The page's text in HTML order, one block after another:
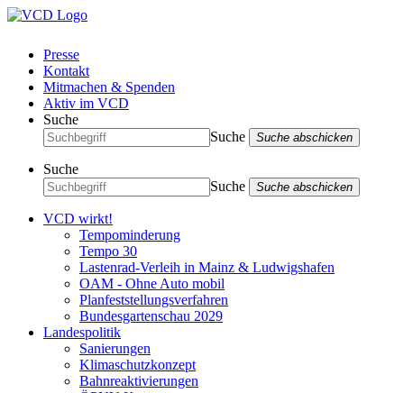
Presse
Kontakt
Mitmachen & Spenden
Aktiv im VCD
Suche
Suche
Suche abschicken
Suche
Suche
Suche abschicken
VCD wirkt!
Tempominderung
Tempo 30
Lastenrad-Verleih in Mainz & Ludwigshafen
OAM - Ohne Auto mobil
Planfeststellungsverfahren
Bundesgartenschau 2029
Landespolitik
Sanierungen
Klimaschutzkonzept
Bahnreaktivierungen